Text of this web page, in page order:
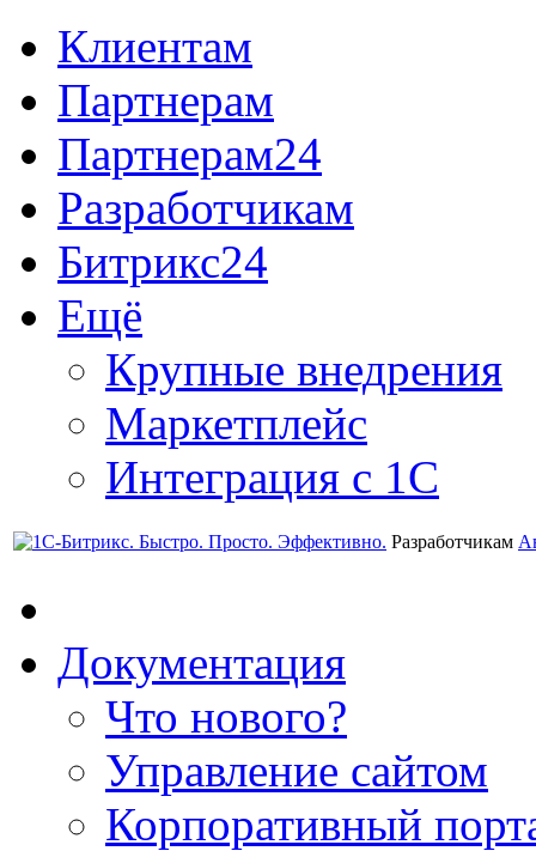
Клиентам
Партнерам
Партнерам24
Разработчикам
Битрикс24
Ещё
Крупные внедрения
Маркетплейс
Интеграция с 1С
Разработчикам
Документация
Что нового?
Управление сайтом
Корпоративный